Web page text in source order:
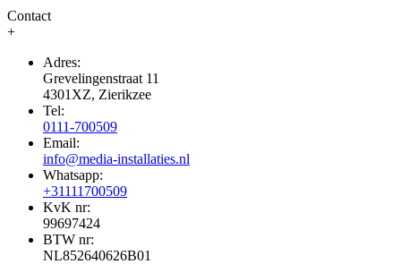
Contact
+
Adres:
Grevelingenstraat 11
4301XZ, Zierikzee
Tel:
0111-700509
Email:
info@media-installaties.nl
Whatsapp:
+31111700509
KvK nr:
99697424
BTW nr:
NL852640626B01